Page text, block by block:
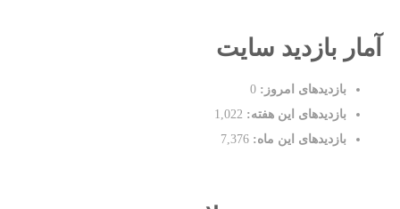
آمار بازدید سایت
بازدیدهای امروز: 0
بازدیدهای این هفته: 1,022
بازدیدهای این ماه: 7,376